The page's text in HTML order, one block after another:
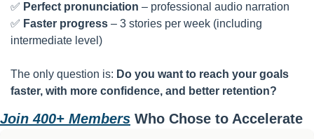
✅ Perfect pronunciation – professional audio narration
✅ Faster progress – 3 stories per week (including
intermediate level)
The only question is: Do you want to reach your goals
faster, with more confidence, and better retention?
Join 400+ Members Who Chose to Accelerate